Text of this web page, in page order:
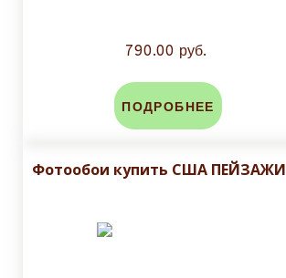
790.00 руб.
ПОДРОБНЕЕ
Фотообои купить США ПЕЙЗАЖИ